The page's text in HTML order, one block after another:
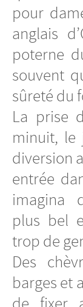
pour
anglais
poterne
souvent
sûreté du
La prise
minuit, le
diversion
entrée
imagina
plus bel
trop de
Des
barges et